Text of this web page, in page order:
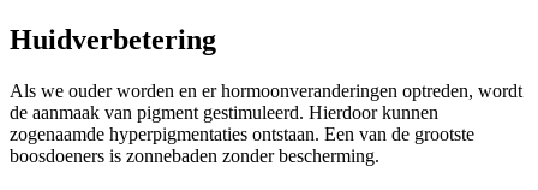
Huidverbetering
Als we ouder worden en er hormoonveranderingen optreden, wordt
de aanmaak van pigment gestimuleerd. Hierdoor kunnen
zogenaamde hyperpigmentaties ontstaan. Een van de grootste
boosdoeners is zonnebaden zonder bescherming.